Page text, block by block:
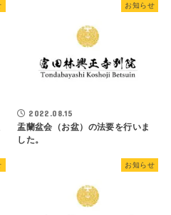
お知らせ
2022.08.15
盂蘭盆会（お盆）の法要を行いま
した。
お知らせ